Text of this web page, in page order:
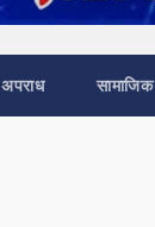
अपराध सामाजिक